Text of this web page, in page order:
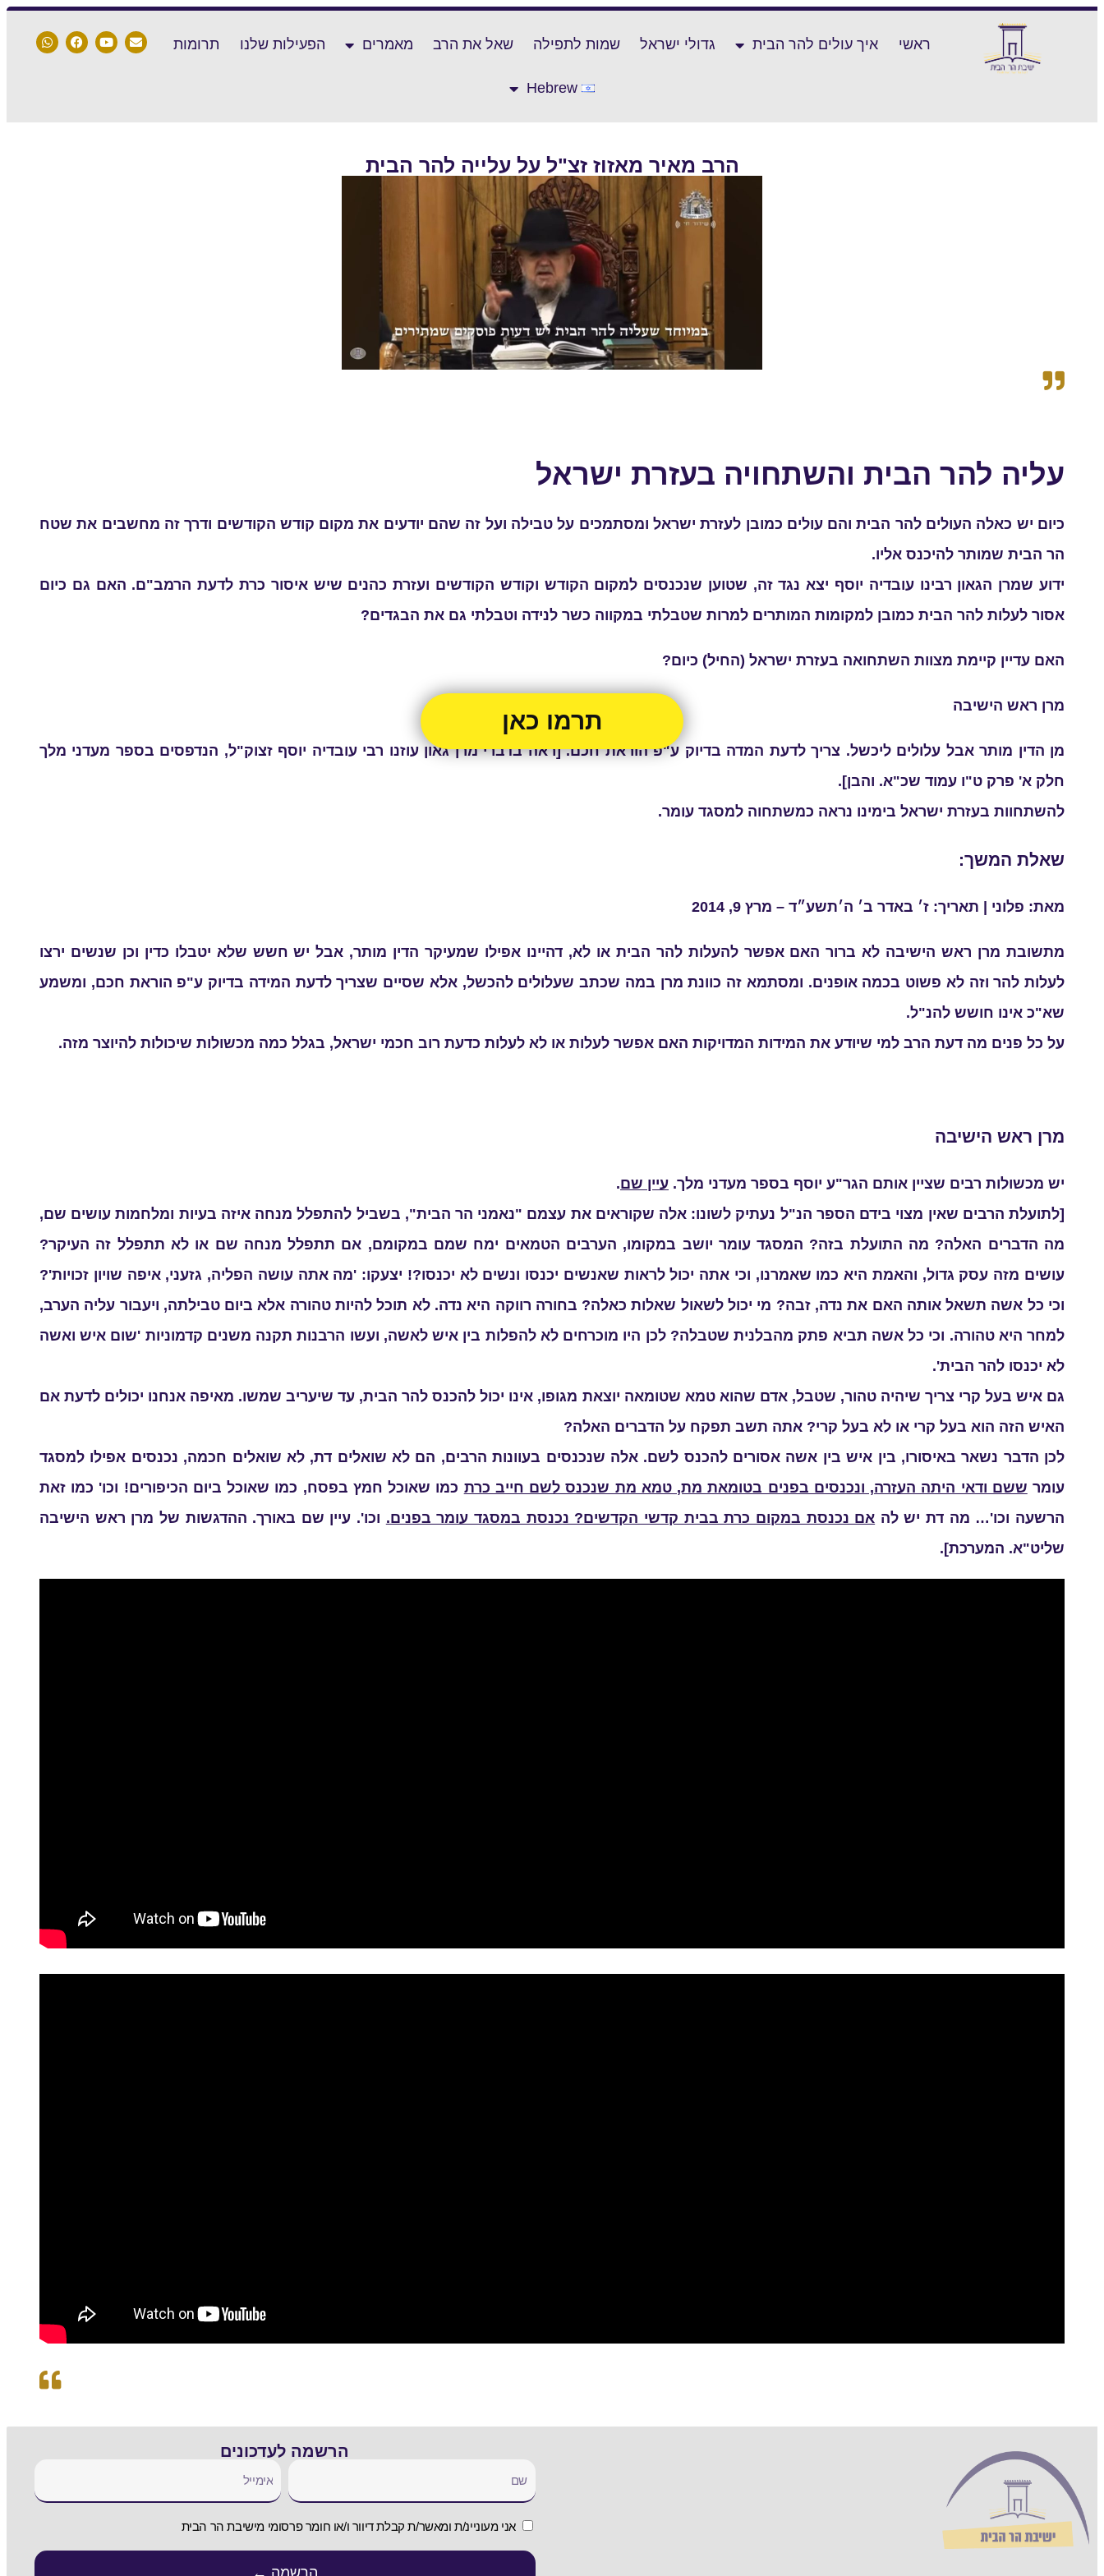
ראשי איך עולים להר הבית גדולי ישראל שמות לתפילה שאל את הרב מאמרים הפעילות שלנו תרומות
Hebrew
הרב מאיר מאזוז זצ"ל על עלייה להר הבית
עליה להר הבית והשתחויה בעזרת ישראל
כיום יש כאלה העולים להר הבית והם עולים כמובן לעזרת ישראל ומסתמכים על טבילה ועל זה שהם יודעים את מקום קודש הקודשים ודרך זה מחשבים את שטח
הר הבית שמותר להיכנס אליו.
ידוע שמרן הגאון רבינו עובדיה יוסף יצא נגד זה, שטוען שנכנסים למקום הקודש וקודש הקודשים ועזרת כהנים שיש איסור כרת לדעת הרמב"ם. האם גם כיום
אסור לעלות להר הבית כמובן למקומות המותרים למרות שטבלתי במקווה כשר לנידה וטבלתי גם את הבגדים?
האם עדיין קיימת מצוות השתחואה בעזרת ישראל (החיל) כיום?
מרן ראש הישיבה
מן הדין מותר אבל עלולים ליכשל. צריך לדעת המדה בדיוק ע"פ הוראת חכם. [ראה בדברי מרן גאון עוזנו רבי עובדיה יוסף זצוק"ל, הנדפסים בספר מעדני מלך
חלק א' פרק ט"ו עמוד שכ"א. והבן].
להשתחוות בעזרת ישראל בימינו נראה כמשתחוה למסגד עומר.
שאלת המשך:
מאת: פלוני | תאריך: ז׳ באדר ב׳ ה׳תשע״ד – מרץ 9, 2014
מתשובת מרן ראש הישיבה לא ברור האם אפשר להעלות להר הבית או לא, דהיינו אפילו שמעיקר הדין מותר, אבל יש חשש שלא יטבלו כדין וכן שנשים ירצו
לעלות להר וזה לא פשוט בכמה אופנים. ומסתמא זה כוונת מרן במה שכתב שעלולים להכשל, אלא שסיים שצריך לדעת המידה בדיוק ע"פ הוראת חכם, ומשמע
שא"כ אינו חושש להנ"ל.
על כל פנים מה דעת הרב למי שיודע את המידות המדויקות האם אפשר לעלות או לא לעלות כדעת רוב חכמי ישראל, בגלל כמה מכשולות שיכולות להיוצר מזה.
מרן ראש הישיבה
יש מכשולות רבים שציין אותם הגר"ע יוסף בספר מעדני מלך. עיין שם.
[לתועלת הרבים שאין מצוי בידם הספר הנ"ל נעתיק לשונו: אלה שקוראים את עצמם "נאמני הר הבית", בשביל להתפלל מנחה איזה בעיות ומלחמות עושים שם,
מה הדברים האלה? מה התועלת בזה? המסגד עומר יושב במקומו, הערבים הטמאים ימח שמם במקומם, אם תתפלל מנחה שם או לא תתפלל זה העיקר?
עושים מזה עסק גדול, והאמת היא כמו שאמרנו, וכי אתה יכול לראות שאנשים יכנסו ונשים לא יכנסו?! יצעקו: 'מה אתה עושה הפליה, גזעני, איפה שויון זכויות'?
וכי כל אשה תשאל אותה האם את נדה, זבה? מי יכול לשאול שאלות כאלה? בחורה רווקה היא נדה. לא תוכל להיות טהורה אלא ביום טבילתה, ויעבור עליה הערב,
למחר היא טהורה. וכי כל אשה תביא פתק מהבלנית שטבלה? לכן היו מוכרחים לא להפלות בין איש לאשה, ועשו הרבנות תקנה משנים קדמוניות 'שום איש ואשה
לא יכנסו להר הבית'.
גם איש בעל קרי צריך שיהיה טהור, שטבל, אדם שהוא טמא שטומאה יוצאת מגופו, אינו יכול להכנס להר הבית, עד שיעריב שמשו. מאיפה אנחנו יכולים לדעת אם
האיש הזה הוא בעל קרי או לא בעל קרי? אתה תשב תפקח על הדברים האלה?
לכן הדבר נשאר באיסורו, בין איש בין אשה אסורים להכנס לשם. אלה שנכנסים בעוונות הרבים, הם לא שואלים דת, לא שואלים חכמה, נכנסים אפילו למסגד
עומר ששם ודאי היתה העזרה, ונכנסים בפנים בטומאת מת, טמא מת שנכנס לשם חייב כרת כמו שאוכל חמץ בפסח, כמו שאוכל ביום הכיפורים! וכו' כמו זאת
הרשעה וכו'… מה דת יש לה אם נכנסת במקום כרת בבית קדשי הקדשים? נכנסת במסגד עומר בפנים. וכו'. עיין שם באורך. ההדגשות של מרן ראש הישיבה
שליט"א. המערכת].
הרשמה לעדכונים
אני מעוניינ/ת ומאשר/ת קבלת דיוור ו/או חומר פרסומי מישיבת הר הבית
תרמו כאן